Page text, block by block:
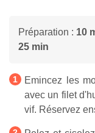
Préparation : 10
25 min
Emincez les
avec un filet
vif. Réservez